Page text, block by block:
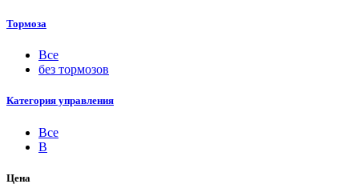
Тормоза
Все
без тормозов
Категория управления
Все
B
Цена